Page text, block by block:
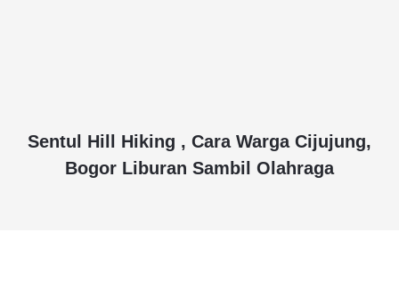
Sentul Hill Hiking , Cara Warga Cijujung,
Bogor Liburan Sambil Olahraga